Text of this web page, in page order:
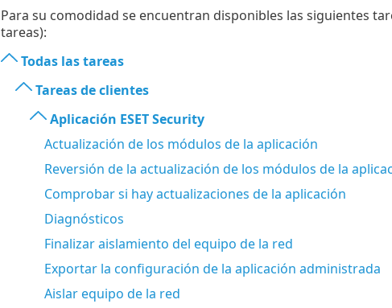
Para su comodidad se encuentran disponibles las siguientes
tareas):
Todas las tareas
Tareas de clientes
Aplicación ESET Security
Actualización de los módulos de la aplicación
Reversión de la actualización de los módulos de la
Comprobar si hay actualizaciones de la aplicación
Diagnósticos
Finalizar aislamiento del equipo de la red
Exportar la configuración de la aplicación administrada
Aislar equipo de la red